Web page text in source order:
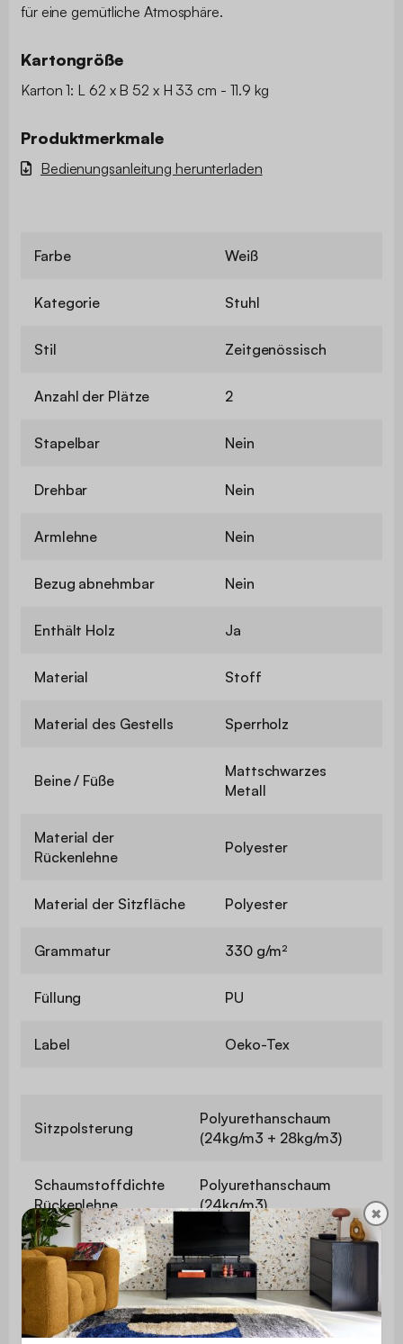
für eine gemütliche Atmosphäre.
Kartongröße
Karton 1: L 62 x B 52 x H 33 cm - 11.9 kg
Produktmerkmale
Bedienungsanleitung herunterladen
Farbe Weiß
Kategorie Stuhl
Stil Zeitgenössisch
Anzahl der Plätze 2
Stapelbar Nein
Drehbar Nein
Armlehne Nein
Bezug abnehmbar Nein
Enthält Holz Ja
Material Stoff
Material des Gestells Sperrholz
Beine / Füße
Mattschwarzes
Metall
Material der
Rückenlehne
Polyester
Material der Sitzfläche Polyester
Grammatur 330 g/m²
Füllung PU
Label Oeko-Tex
Sitzpolsterung
Polyurethanschaum
(24kg/m3 + 28kg/m3)
Schaumstoffdichte
Rückenlehne
Polyurethanschaum
(24kg/m3)
Stuhlhöhe 76,5 cm
Sitzhöhe 47 cm
✖